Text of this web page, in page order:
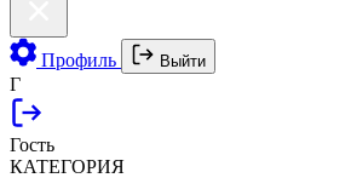
Профиль Выйти
Г
Гость
КАТЕГОРИЯ